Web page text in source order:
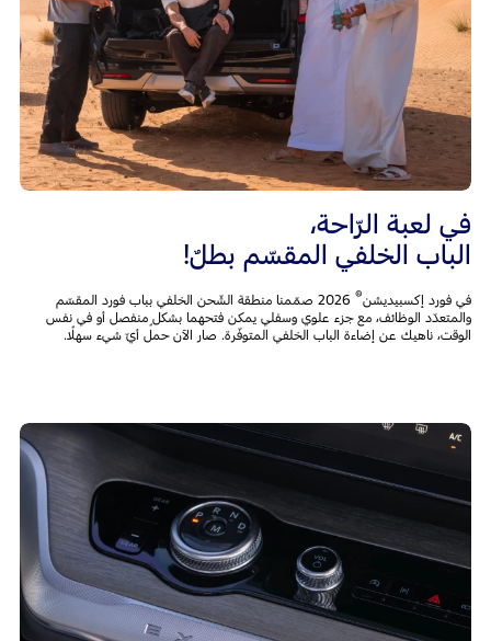
في لعبة الرّاحة،
الباب الخلفي المقسّم بطلٌ!
في فورد إكسبيديشن®
2026 صمّمنا منطقة الشّحن الخلفي بباب فورد المقسّم
والمتعدّد الوظائف، مع جزء علوي وسفلي يمكن فتحهما بشكلٍ منفصل أو في نفس
الوقت، ناهيك عن إضاءة الباب الخلفي المتوفّرة. صار الآن حمل أيّ شيء سهلًا.